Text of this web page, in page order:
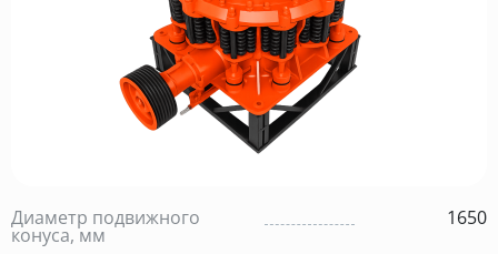
Диаметр подвижного
конуса, мм
1650